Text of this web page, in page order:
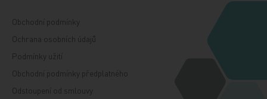
Obchodní podmínky
Ochrana osobních údajů
Podmínky užití
Obchodní podmínky předplatného
Odstoupení od smlouvy